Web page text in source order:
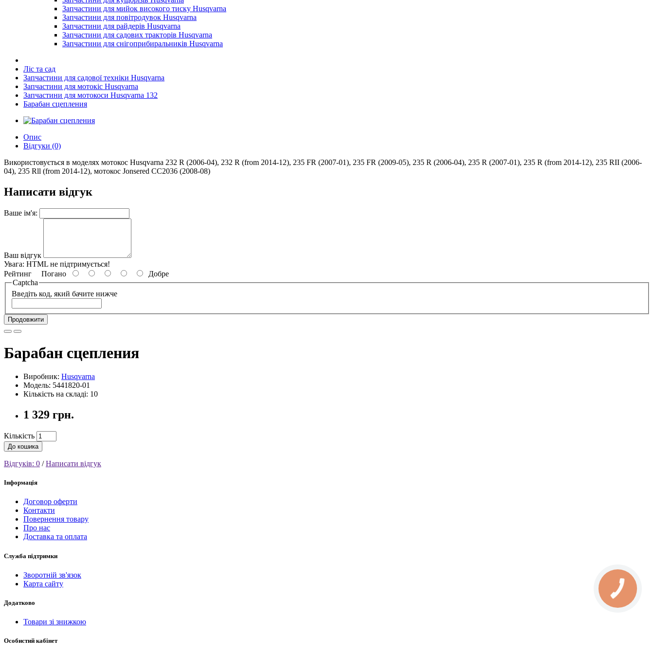
Запчастини для мийок високого тиску Husqvarna
Запчастини для повітродувок Husqvarna
Запчастини для райдерів Husqvarna
Запчастини для садових тракторів Husqvarna
Запчастини для снігоприбиральників Husqvarna
Ліс та сад
Запчастини для садової техніки Husqvarna
Запчастини для мотокіс Husqvarna
Запчастини для мотокоси Husqvarna 132
Барабан сцепления
Опис
Відгуки (0)
Використовується в моделях мотокос Husqvarna 232 R (2006-04), 232 R (from 2014-12), 235 FR (2007-01), 235 FR (2009-05), 235 R (2006-04), 235 R (2007-01), 235 R (from 2014-12), 235 RII (2006-
04), 235 Rll (from 2014-12), мотокос Jonsered CC2036 (2008-08)
Написати відгук
Ваше ім'я:
Ваш відгук
Увага: HTML не підтримується!
Рейтинг Погано
Добре
Captcha
Введіть код, який бачите нижче
Продовжити
Барабан сцепления
Виробник: Husqvarna
Модель: 5441820-01
Кількість на складі: 10
1 329 грн.
Кількість
До кошика
Відгуків: 0 /Написати відгук
Інформація
Договор оферти
Контакти
Повернення товару
Про нас
Доставка та оплата
Служба підтримки
Зворотній зв'язок
Карта сайту
Додатково
Товари зі знижкою
Особистий кабінет